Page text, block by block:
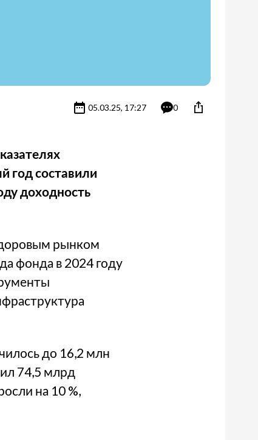
05.03.25, 17:27 0
год составили
доходность
рынком
фонда в 2024 году
до 16,2 млн
74,5 млрд
на 10 %,